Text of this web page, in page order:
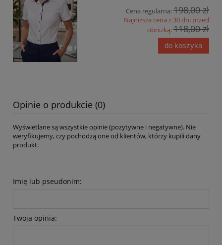
Cena regularna:198,00 zł
Najniższa cena z 30 dni przed
obniżką:118,00 zł
do koszyka
Opinie o produkcie (0)
Wyświetlane są wszystkie opinie (pozytywne i negatywne). Nie
weryfikujemy, czy pochodzą one od klientów, którzy kupili dany
produkt.
Imię lub pseudonim:
Twoja opinia: